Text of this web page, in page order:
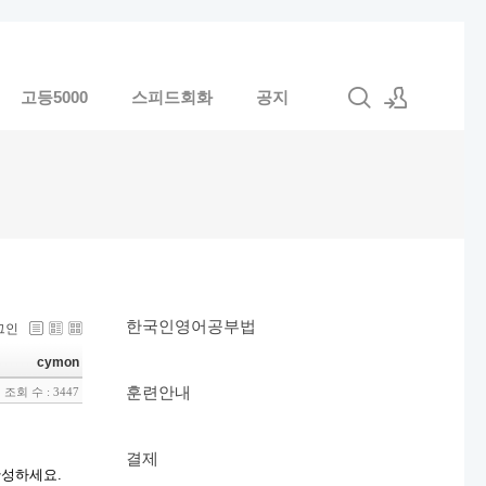
고등5000 스피드회화 공지
한국인영어공부법
훈련안내
결제
인
cymon
조회 수 : 3447
하세요.